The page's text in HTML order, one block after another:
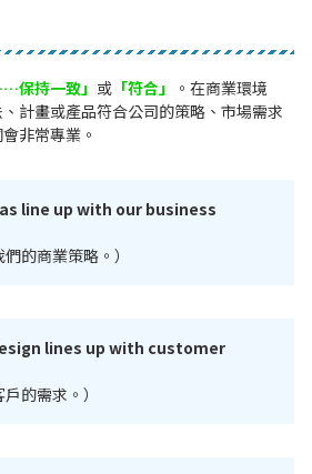
保持一致」 或 「符合」
。在商業環境
計畫或產品符合公司的策略、市場需求
非常專業。
line up with our business
的商業策略。）
lines up with customer
的需求。）